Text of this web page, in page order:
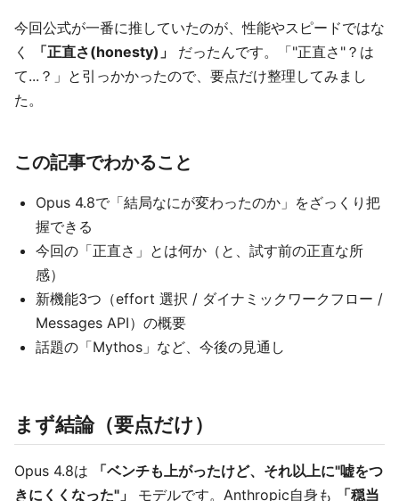
今回公式が一番に推していたのが、性能やスピードではな
く
「正直さ(honesty)」
だったんです。「"正直さ"？は
て...？」と引っかかったので、要点だけ整理してみまし
た。
この記事でわかること
Opus 4.8で「結局なにが変わったのか」をざっくり把
握できる
今回の「正直さ」とは何か（と、試す前の正直な所
感）
新機能3つ（effort 選択 / ダイナミックワークフロー /
Messages API）の概要
話題の「Mythos」など、今後の見通し
まず結論（要点だけ）
Opus 4.8は
「ベンチも上がったけど、それ以上に"嘘をつ
きにくくなった"」
モデルです。Anthropic自身も
「穏当